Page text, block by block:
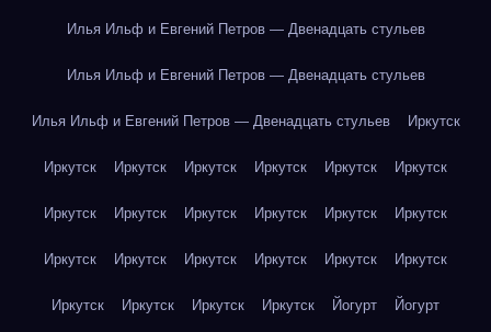
Илья Ильф и Евгений Петров — Двенадцать стульев
Илья Ильф и Евгений Петров — Двенадцать стульев
Илья Ильф и Евгений Петров — Двенадцать стульев Иркутск
Иркутск Иркутск Иркутск Иркутск Иркутск Иркутск
Иркутск Иркутск Иркутск Иркутск Иркутск Иркутск
Иркутск Иркутск Иркутск Иркутск Иркутск Иркутск
Иркутск Иркутск Иркутск Иркутск Йогурт Йогурт